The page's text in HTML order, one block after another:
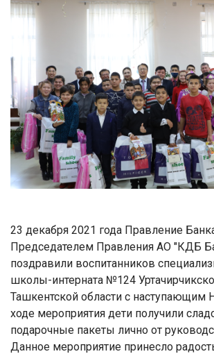
23 декабря 2021 года Правление
Председателем Правления АО "КДБ
поздравили воспитанников
школы-интерната №124
Ташкентской области с
ходе мероприятия дети получили
подарочные пакеты лично от
Данное мероприятие принесло